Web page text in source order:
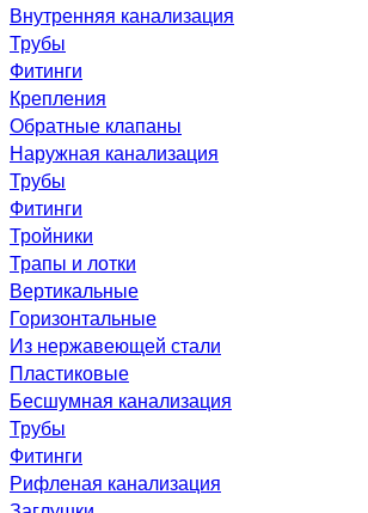
Внутренняя канализация
Трубы
Фитинги
Крепления
Обратные клапаны
Наружная канализация
Трубы
Фитинги
Тройники
Трапы и лотки
Вертикальные
Горизонтальные
Из нержавеющей стали
Пластиковые
Бесшумная канализация
Трубы
Фитинги
Рифленая канализация